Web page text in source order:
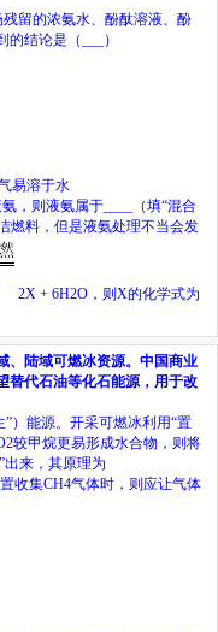
留的浓氨水、酚酞溶液、酚
的结论是 （ ）
易溶于水
，则液氨属于
（填“混合
燃料，但是液氨处理不当会发
2X + 6H2O ，则X的化学式为
、陆域可燃冰资源。中国商业
替代石油等化石能源，用于改
”）能源。开采可燃冰利用“置
2较甲烷更易形成水合物，则将
”出来，其原理为
收集CH4气体时，则应让气体